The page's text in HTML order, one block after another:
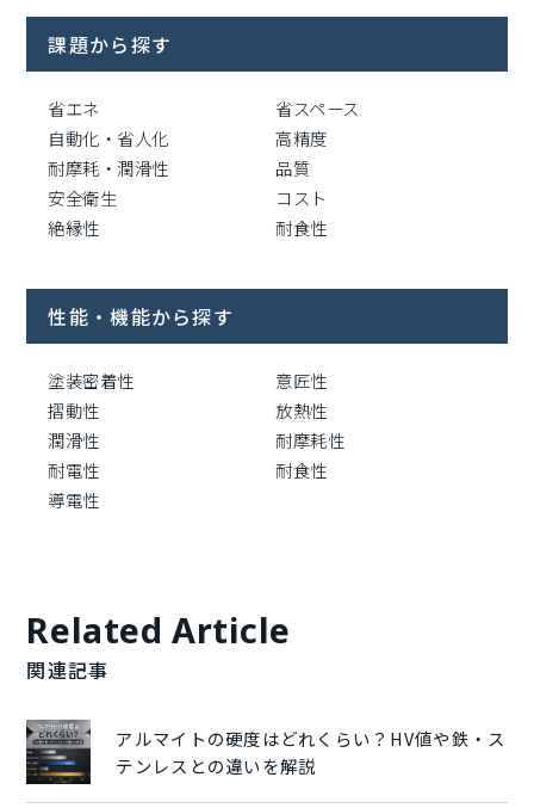
課題から探す
省エネ
省スペース
自動化・省人化
高精度
耐摩耗・潤滑性
品質
安全衛生
コスト
絶縁性
耐食性
性能・機能から探す
塗装密着性
意匠性
摺動性
放熱性
潤滑性
耐摩耗性
耐電性
耐食性
導電性
Related Article
関連記事
アルマイトの硬度はどれくらい？HV値や鉄・ス
テンレスとの違いを解説